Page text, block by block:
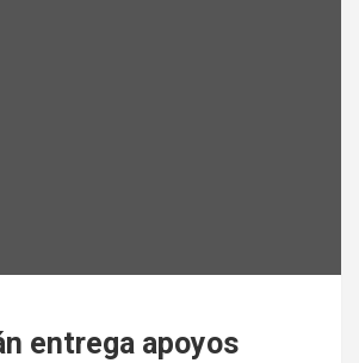
entrega apoyos